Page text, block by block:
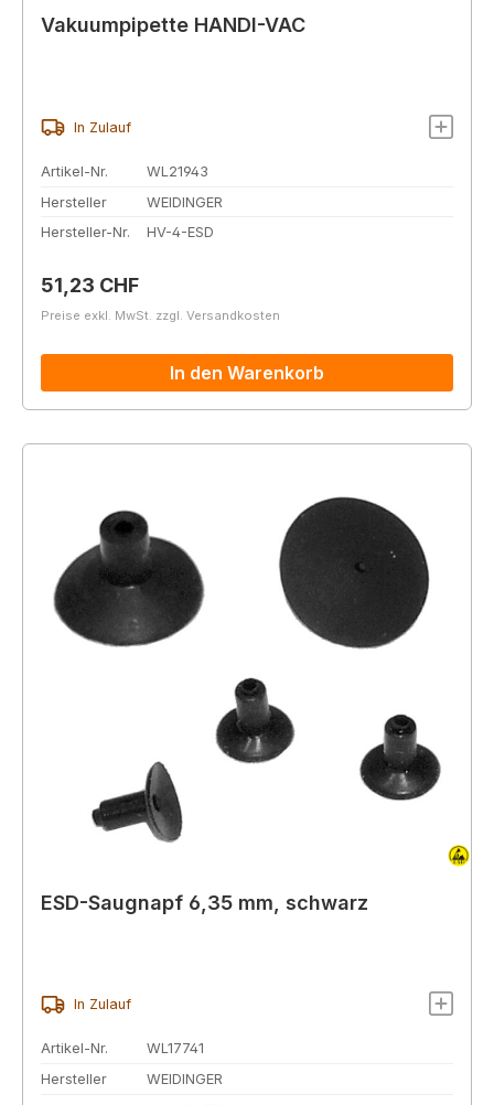
Vakuumpipette HANDI-VAC
In Zulauf
Artikel-Nr.
WL21943
Hersteller
WEIDINGER
Hersteller-Nr.
HV-4-ESD
Regulärer Preis:
51,23 CHF
Preise exkl. MwSt. zzgl. Versandkosten
In den Warenkorb
ESD-Saugnapf 6,35 mm, schwarz
In Zulauf
Artikel-Nr.
WL17741
Hersteller
WEIDINGER